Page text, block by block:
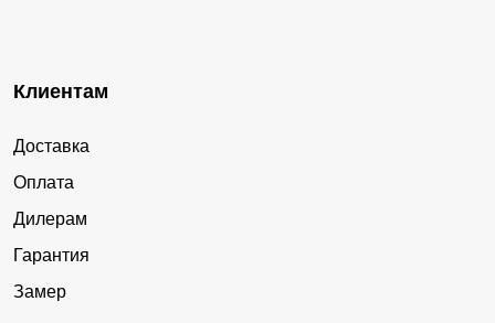
Клиентам
Доставка
Оплата
Дилерам
Гарантия
Замер